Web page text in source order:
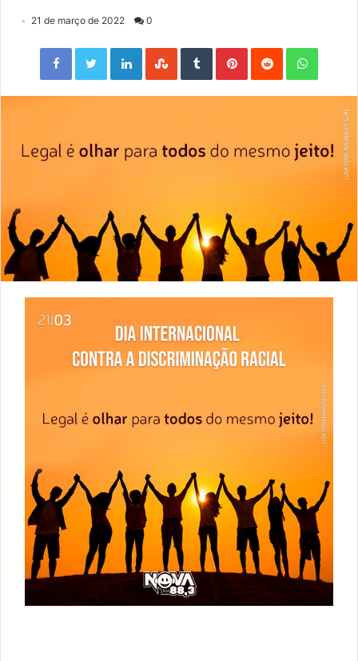
21 de março de 2022 0
Facebook Twitter LinkedIn StumbleUpon Tumblr Pinterest Reddit